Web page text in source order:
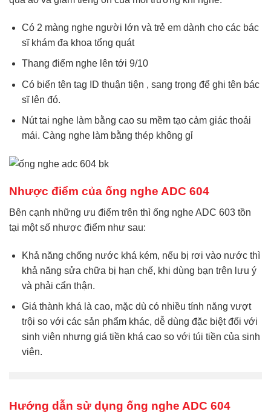
Có 2 màng nghe người lớn và trẻ em dành cho các bác
sĩ khám đa khoa tổng quát
Thang điểm nghe lên tới 9/10
Có biển tên tag ID thuận tiện , sang trọng để ghi tên bác
sĩ lên đó.
Nút tai nghe làm bằng cao su mềm tạo cảm giác thoải
mái. Càng nghe làm bằng thép không gỉ
Nhược điểm của ống nghe ADC 604
Bên cạnh những ưu điểm trên thì ống nghe ADC 603 tồn
tại một số nhược điểm như sau:
Khả năng chống nước khá kém, nếu bị rơi vào nước thì
khả năng sửa chữa bị hạn chế, khi dùng bạn trên lưu ý
và phải cẩn thận.
Giá thành khá là cao, mặc dù có nhiều tính năng vượt
trội so với các sản phẩm khác, dễ dùng đặc biệt đối với
sinh viên nhưng giá tiền khá cao so với túi tiền của sinh
viên.
Hướng dẫn sử dụng ống nghe ADC 604